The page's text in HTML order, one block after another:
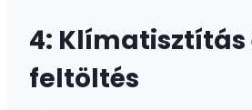
4: Klímatisztítás
feltöltés